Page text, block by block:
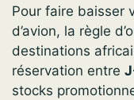
Pour faire baisser
d’avion, la règle
destinations
réservation entre
stocks